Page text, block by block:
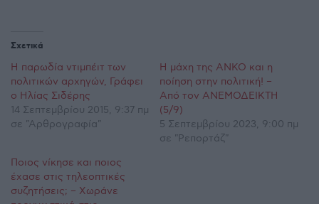
Σχετικά
Η παρωδία ντιμπέιτ των
πολιτικών αρχηγών, Γράφει
ο Ηλίας Σιδέρης
14 Σεπτεμβρίου 2015, 9:37 πμ
σε "Αρθρογραφία"
Η μάχη της ΑΝΚΟ και η
ποίηση στην πολιτική! –
Από τον ΑΝΕΜΟΔΕΙΚΤΗ
(5/9)
5 Σεπτεμβρίου 2023, 9:00 πμ
σε "Ρεπορτάζ"
Ποιος νίκησε και ποιος
έχασε στις τηλεοπτικές
συζητήσεις; – Χωράνε